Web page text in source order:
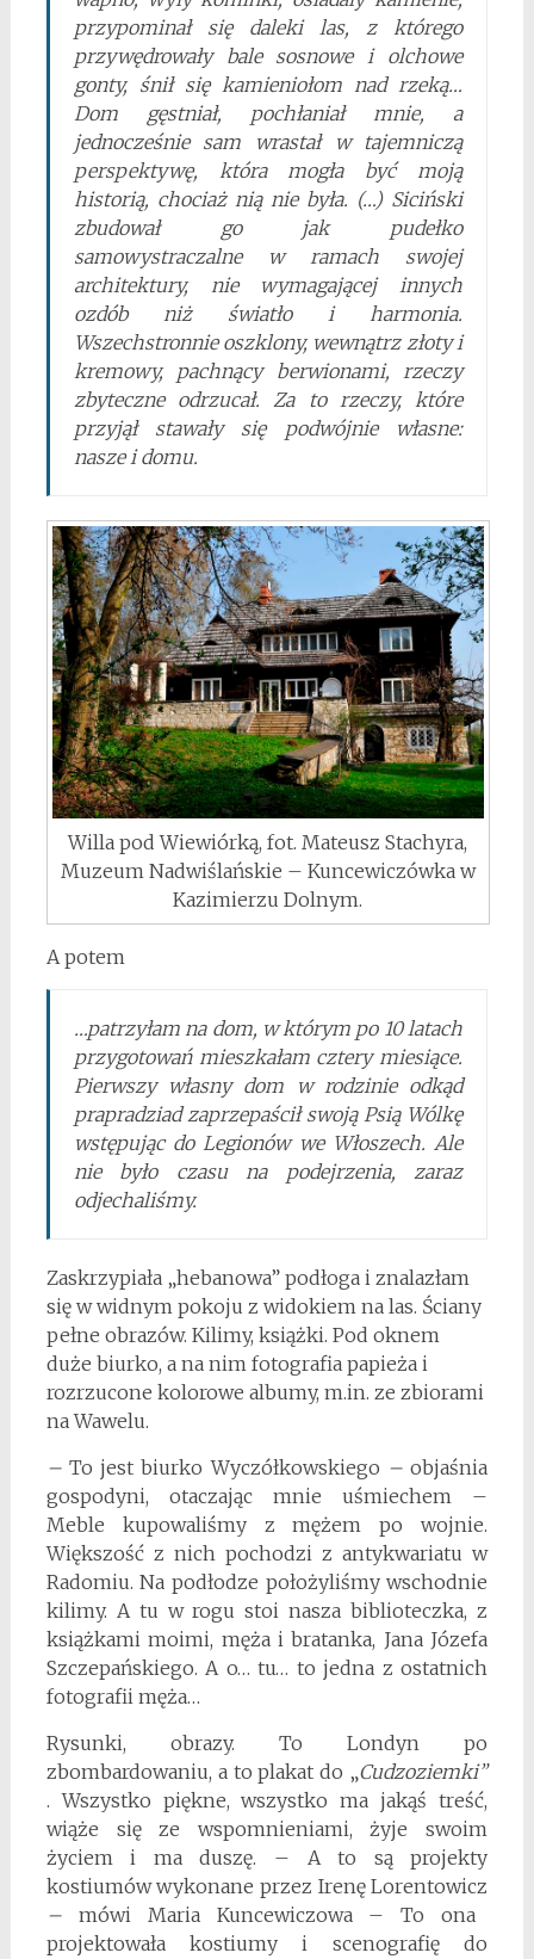
przypominał się daleki las, z którego
przywędrowały bale sosnowe i olchowe
gonty, śnił się kamieniołom nad rzeką…
Dom gęstniał, pochłaniał mnie, a
jednocześnie sam wrastał w tajemniczą
perspektywę, która mogła być moją
historią, chociaż nią nie była. (…) Siciński
zbudował go jak pudełko
samowystraczalne w ramach swojej
architektury, nie wymagającej innych
ozdób niż światło i harmonia.
Wszechstronnie oszklony, wewnątrz złoty i
kremowy, pachnący berwionami, rzeczy
zbyteczne odrzucał. Za to rzeczy, które
przyjął stawały się podwójnie własne:
nasze i domu.
Willa pod Wiewiórką, fot. Mateusz Stachyra,
Muzeum Nadwiślańskie – Kuncewiczówka w
Kazimierzu Dolnym.
A potem
…patrzyłam na dom, w którym po 10 latach
przygotowań mieszkałam cztery miesiące.
Pierwszy własny dom w rodzinie odkąd
prapradziad zaprzepaścił swoją Psią Wólkę
wstępując do Legionów we Włoszech. Ale
nie było czasu na podejrzenia, zaraz
odjechaliśmy.
Zaskrzypiała „hebanowa” podłoga i znalazłam
się w widnym pokoju z widokiem na las. Ściany
pełne obrazów. Kilimy, książki. Pod oknem
duże biurko, a na nim fotografia papieża i
rozrzucone kolorowe albumy, m.in. ze zbiorami
na Wawelu.
–To jest biurko Wyczółkowskiego –objaśnia
gospodyni, otaczając mnie uśmiechem –
Meble kupowaliśmy z mężem po wojnie.
Większość z nich pochodzi z antykwariatu w
Radomiu. Na podłodze położyliśmy wschodnie
kilimy. A tu w rogu stoi nasza biblioteczka, z
książkami moimi, męża i bratanka, Jana Józefa
Szczepańskiego. A o… tu… to jedna z ostatnich
fotografii męża…
Rysunki, obrazy. To Londyn po
zbombardowaniu, a to plakat do „Cudzoziemki”
. Wszystko piękne, wszystko ma jakąś treść,
wiąże się ze wspomnieniami, żyje swoim
życiem i ma duszę. – A to są projekty
kostiumów wykonane przez Irenę Lorentowicz
– mówi Maria Kuncewiczowa – To ona
projektowała kostiumy i scenografię do